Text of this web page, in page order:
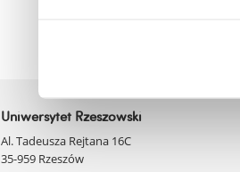
Uniwersytet Rzeszowski
Al. Tadeusza Rejtana 16C
35-959 Rzeszów